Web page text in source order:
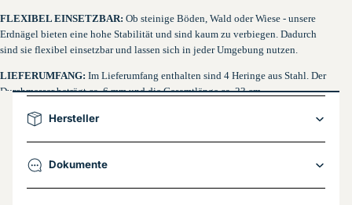
FLEXIBEL EINSETZBAR: Ob steinige Böden, Wald oder Wiese - unsere
Erdnägel bieten eine hohe Stabilität und sind kaum zu verbiegen. Dadurch
sind sie flexibel einsetzbar und lassen sich in jeder Umgebung nutzen.
LIEFERUMFANG: Im Lieferumfang enthalten sind 4 Heringe aus Stahl. Der
Durchmesser beträgt ca. 6 mm und die Gesamtlänge ca. 23 cm.
Hersteller
Dokumente